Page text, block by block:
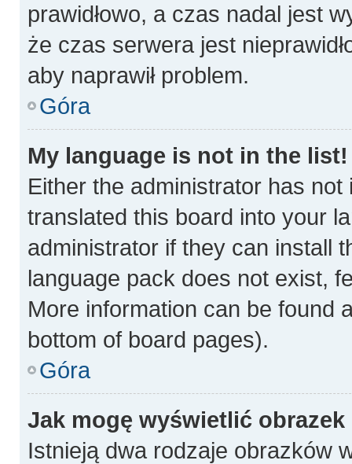
prawidłowo, a czas nadal jest
że czas serwera jest
aby naprawił problem.
Góra
My language is not in the list!
Either the administrator has
translated this board into your
administrator if they can install
language pack does not exist,
More information can be found
bottom of board pages).
Góra
Jak mogę wyświetlić
Istnieją dwa rodzaje obrazków